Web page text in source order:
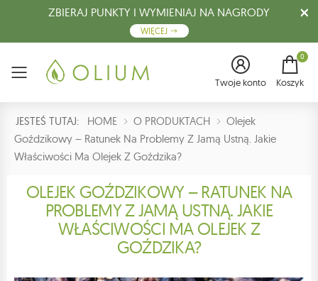
ZBIERAJ PUNKTY I WYMIENIAJ NA NAGRODY
WIĘCEJ
Menu Twoje konto
0
Koszyk
JESTEŚ TUTAJ: HOME O PRODUKTACH
Olejek
Goździkowy – Ratunek Na Problemy Z Jamą Ustną. Jakie
Właściwości Ma Olejek Z Goździka?
OLEJEK GOŹDZIKOWY – RATUNEK NA
PROBLEMY Z JAMĄ USTNĄ. JAKIE
WŁAŚCIWOŚCI MA OLEJEK Z
GOŹDZIKA?